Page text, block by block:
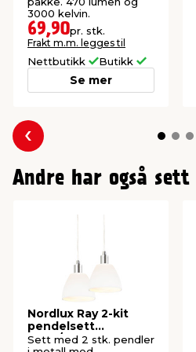
3000 kelvin.
69,90pr. stk.
Frakt m.m. legges til
Nettbutikk Butikk
Se mer
Forrige
Andre har også sett
Nordlux Ray 2-kit
pendelsett
krom/opal
Sett med 2 stk. pendler